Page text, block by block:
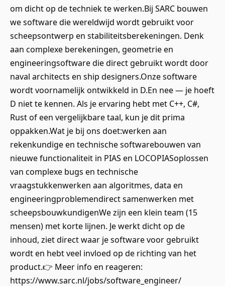
om dicht op de techniek te werken.Bij SARC bouwen
we software die wereldwijd wordt gebruikt voor
scheepsontwerp en stabiliteitsberekeningen. Denk
aan complexe berekeningen, geometrie en
engineeringsoftware die direct gebruikt wordt door
naval architects en ship designers.Onze software
wordt voornamelijk ontwikkeld in D.En nee — je hoeft
D niet te kennen. Als je ervaring hebt met C++, C#,
Rust of een vergelijkbare taal, kun je dit prima
oppakken.Wat je bij ons doet:werken aan
rekenkundige en technische softwarebouwen van
nieuwe functionaliteit in PIAS en LOCOPIASoplossen
van complexe bugs en technische
vraagstukkenwerken aan algoritmes, data en
engineeringproblemendirect samenwerken met
scheepsbouwkundigenWe zijn een klein team (15
mensen) met korte lijnen. Je werkt dicht op de
inhoud, ziet direct waar je software voor gebruikt
wordt en hebt veel invloed op de richting van het
product.👉 Meer info en reageren:
https://www.sarc.nl/jobs/software_engineer/